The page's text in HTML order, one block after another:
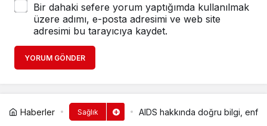
Bir dahaki sefere yorum yaptığımda kullanılmak
üzere adımı, e-posta adresimi ve web site
adresimi bu tarayıcıya kaydet.
YORUM GÖNDER
Haberler Sağlık AIDS hakkında doğru bilgi,